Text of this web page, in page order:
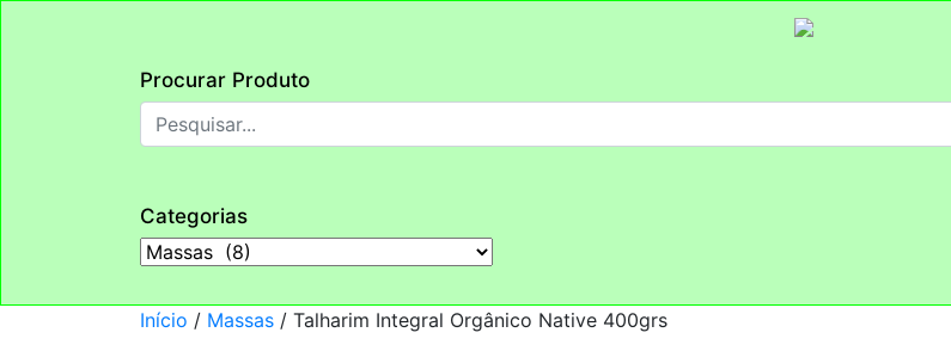
Procurar Produto
Categorias
Início / Massas / Talharim Integral Orgânico Native 400grs